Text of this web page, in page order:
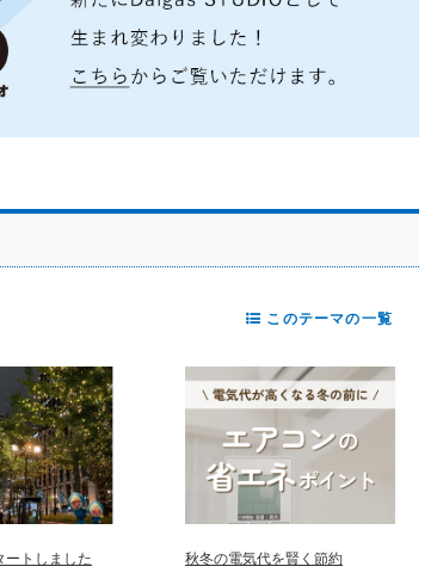
ートしました 秋冬の電気代を賢く節約
このテーマの一覧